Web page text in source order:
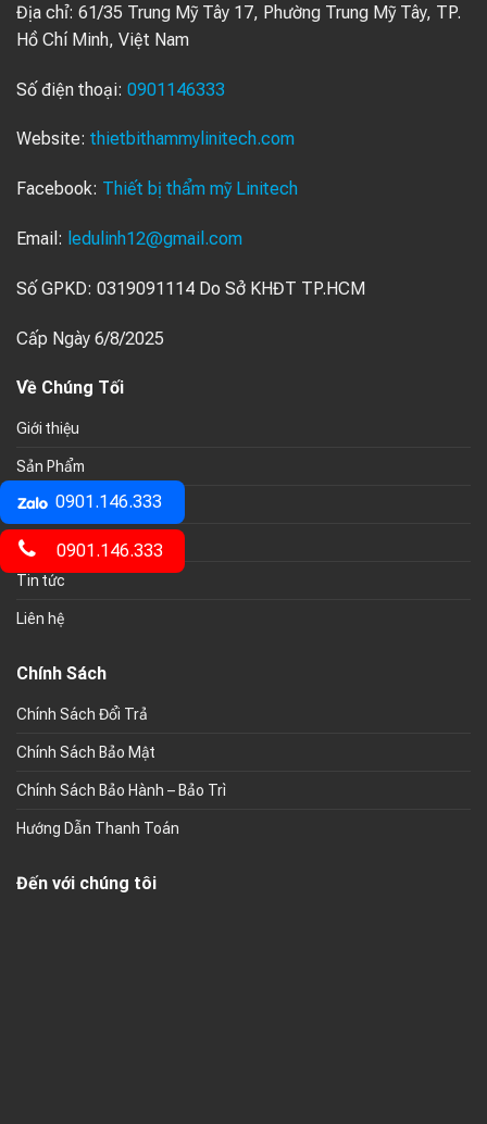
Địa chỉ: 61/35 Trung Mỹ Tây 17, Phường Trung Mỹ Tây, TP.
Hồ Chí Minh, Việt Nam
Số điện thoại: 0901146333
Website: thietbithammylinitech.com
Facebook: Thiết bị thẩm mỹ Linitech
Email: ledulinh12@gmail.com
Số GPKD: 0319091114 Do Sở KHĐT TP.HCM
Cấp Ngày 6/8/2025
Về Chúng Tối
Giới thiệu
Sản Phẩm
Sửa Chữa
Linh Kiện
Tin tức
Liên hệ
Chính Sách
Chính Sách Đổi Trả
Chính Sách Bảo Mật
Chính Sách Bảo Hành – Bảo Trì
Hướng Dẫn Thanh Toán
Đến với chúng tôi
0901.146.333
0901.146.333